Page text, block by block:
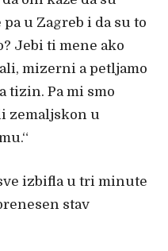
u Zagreb i da su to
Jebi ti mene ako
mizerni a petljamo
tizin. Pa mi smo
zemaljskon u
izbifla u tri minute
stav